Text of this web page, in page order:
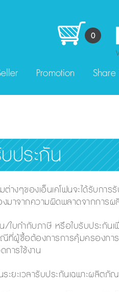
0
Promotion Share
ประกัน
งๆของเอ็นเคโฟนจะได้รับกา
มาจากความผิดพลาดจากการผ
น/ใบกำกับภาษี หรือใบรับประ
ณีที่ผู้ซื้อต้องการการคุ้มครองกา
การใช้งาน
ระยะเวลารับประกันเฉพาะผลิต